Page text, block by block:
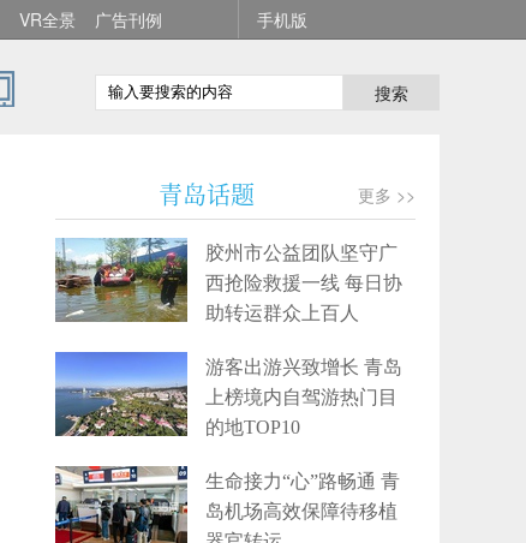
VR全景 广告刊例 手机版
搜索
青岛话题 更多 >>
胶州市公益团队坚守广
西抢险救援一线 每日协
助转运群众上百人
游客出游兴致增长 青岛
上榜境内自驾游热门目
的地TOP10
生命接力“心”路畅通 青
岛机场高效保障待移植